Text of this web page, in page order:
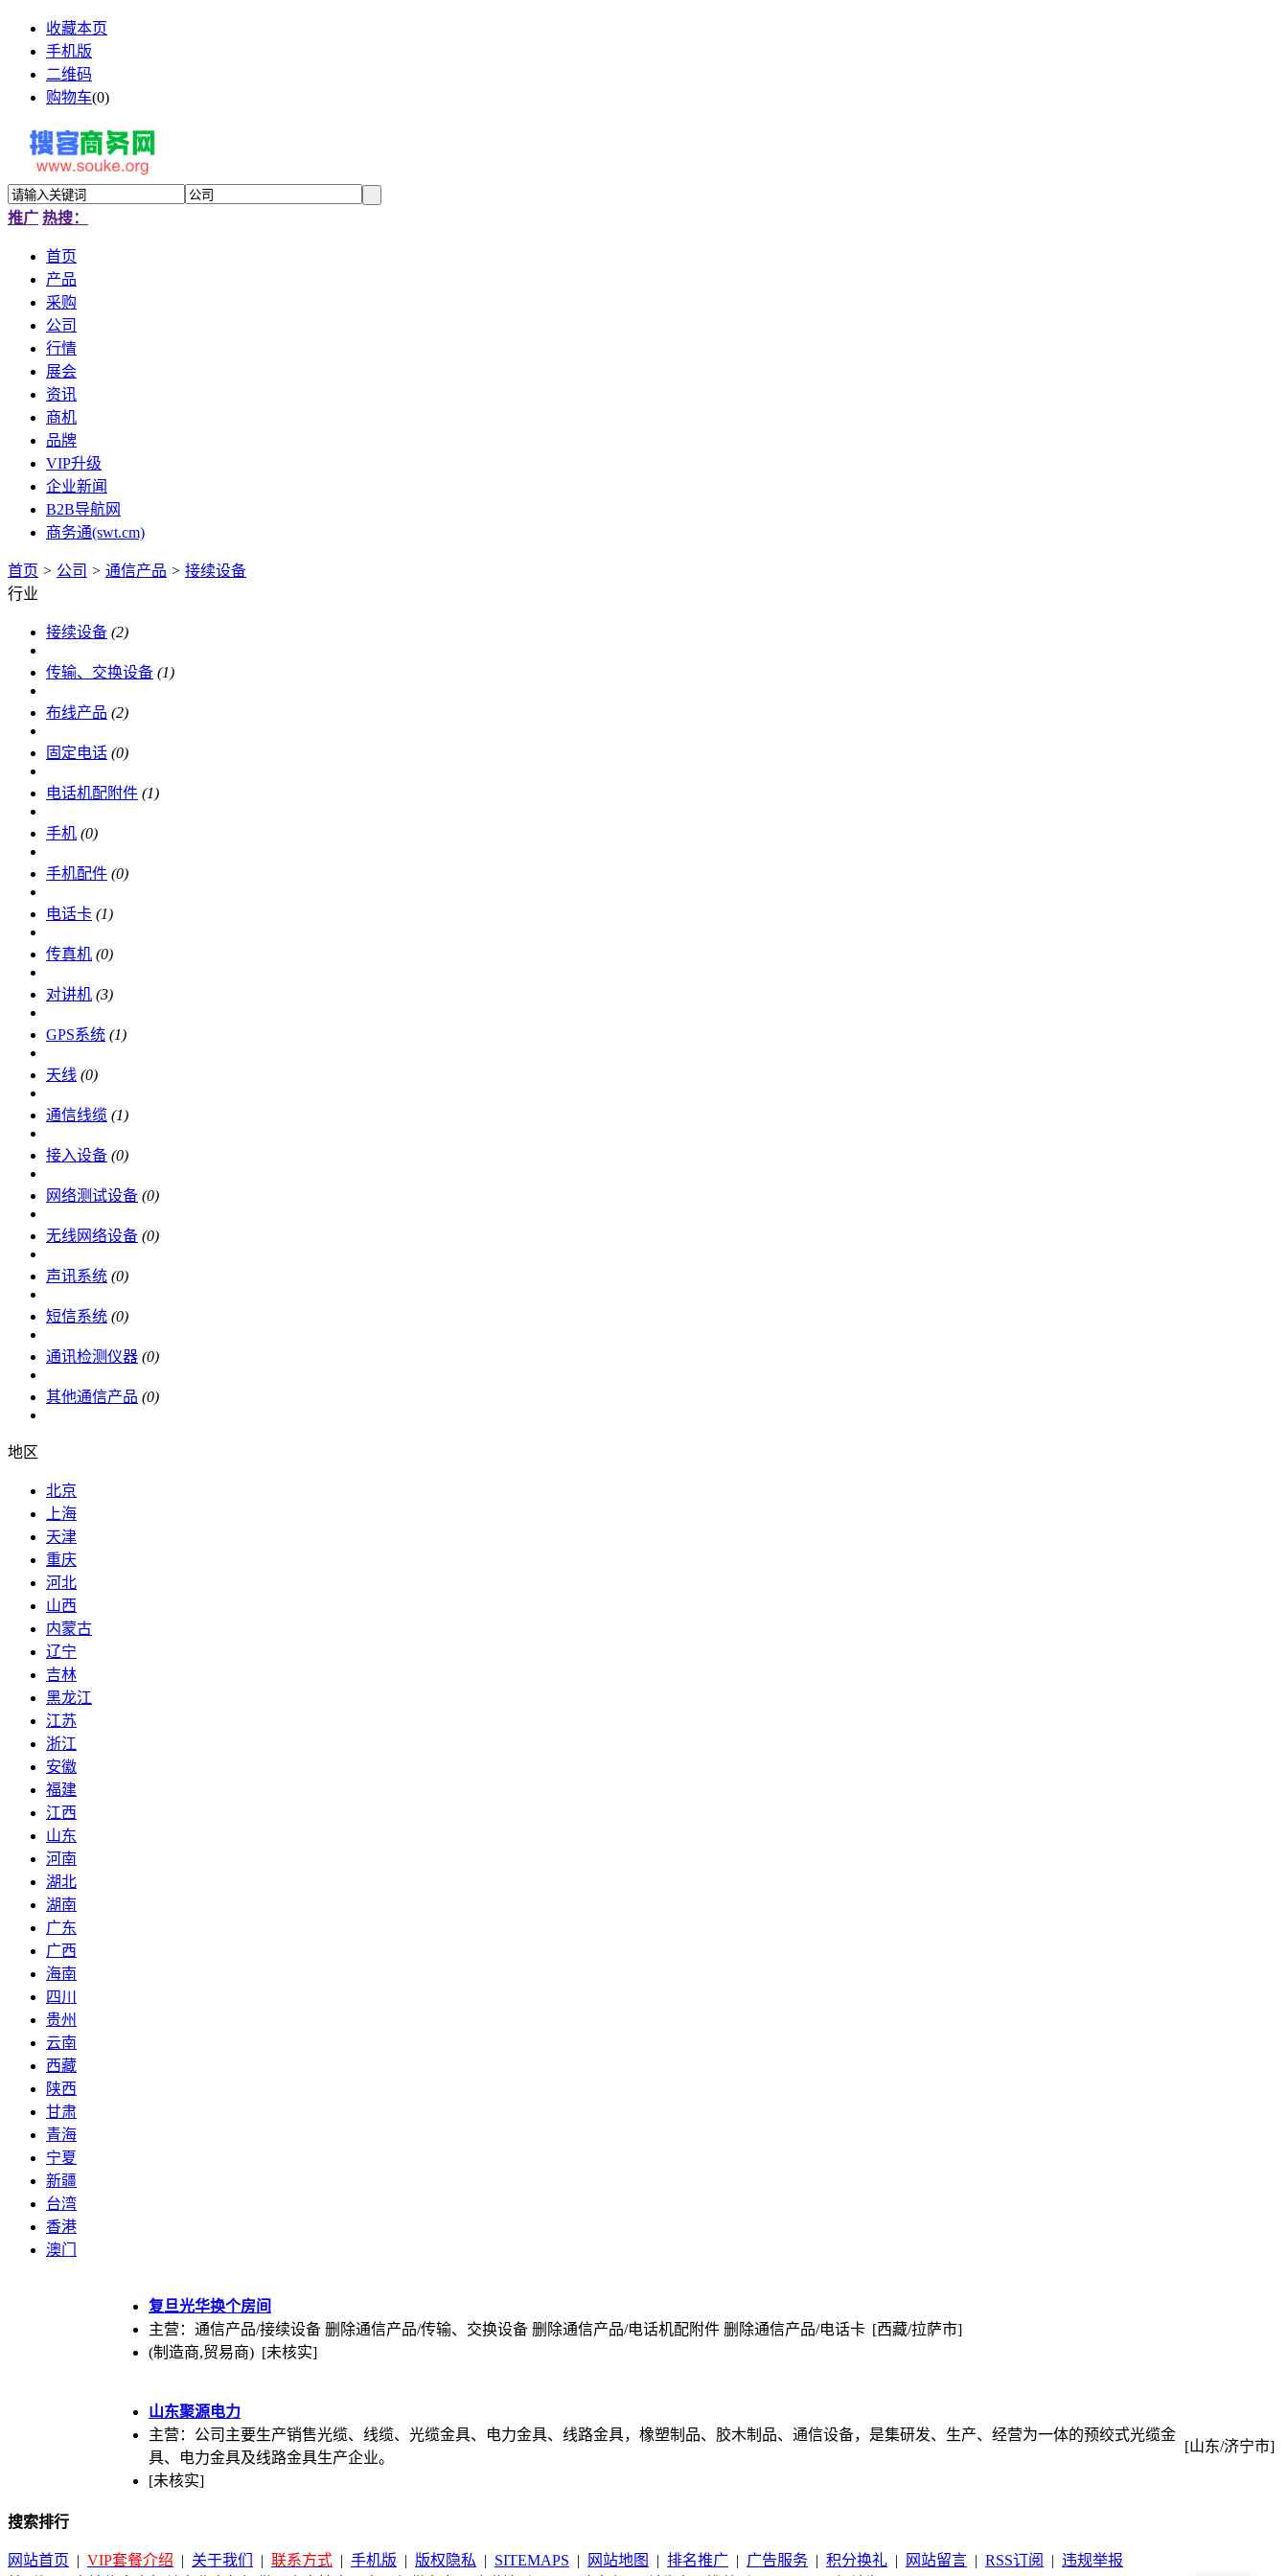
收藏本页
手机版
二维码
购物车(0)
推广 热搜：
首页
产品
采购
公司
行情
展会
资讯
商机
品牌
VIP升级
企业新闻
B2B导航网
商务通(swt.cm)
首页 > 公司 > 通信产品 > 接续设备
行业
接续设备 (2)
传输、交换设备 (1)
布线产品 (2)
固定电话 (0)
电话机配附件 (1)
手机 (0)
手机配件 (0)
电话卡 (1)
传真机 (0)
对讲机 (3)
GPS系统 (1)
天线 (0)
通信线缆 (1)
接入设备 (0)
网络测试设备 (0)
无线网络设备 (0)
声讯系统 (0)
短信系统 (0)
通讯检测仪器 (0)
其他通信产品 (0)
地区
北京
上海
天津
重庆
河北
山西
内蒙古
辽宁
吉林
黑龙江
江苏
浙江
安徽
福建
江西
山东
河南
湖北
湖南
广东
广西
海南
四川
贵州
云南
西藏
陕西
甘肃
青海
宁夏
新疆
台湾
香港
澳门
复旦光华换个房间
主营：通信产品/接续设备 删除通信产品/传输、交换设备 删除通信产品/电话机配附件 删除通信产品/电话卡
(制造商,贸易商) [未核实]
[西藏/拉萨市]
山东聚源电力
主营：公司主要生产销售光缆、线缆、光缆金具、电力金具、线路金具，橡塑制品、胶木制品、通信设备，是集研发、生产、经营为一体的预绞式光缆金
具、电力金具及线路金具生产企业。
[未核实]
[山东/济宁市]
搜索排行
网站首页 | VIP套餐介绍 | 关于我们 | 联系方式 | 手机版 | 版权隐私 | SITEMAPS | 网站地图 | 排名推广 | 广告服务 | 积分换礼 | 网站留言 | RSS订阅 | 违规举报